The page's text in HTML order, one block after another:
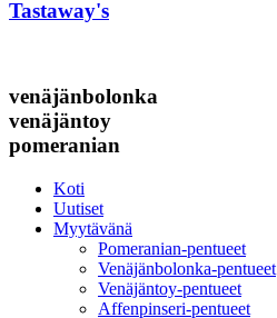
Tastaway's
venäjänbolonka
venäjäntoy
pomeranian
Koti
Uutiset
Myytävänä
Pomeranian-pentueet
Venäjänbolonka-pentueet
Venäjäntoy-pentueet
Affenpinseri-pentueet